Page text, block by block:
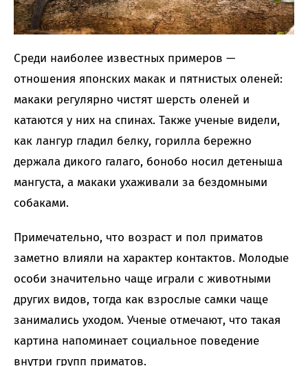
Среди наиболее известных примеров —
отношения японских макак и пятнистых оленей:
макаки регулярно чистят шерсть оленей и
катаются у них на спинах. Также ученые видели,
как лангур гладил белку, горилла бережно
держала дикого галаго, бонобо носил детеныша
мангуста, а макаки ухаживали за бездомными
собаками.
Примечательно, что возраст и пол приматов
заметно влияли на характер контактов. Молодые
особи значительно чаще играли с животными
других видов, тогда как взрослые самки чаще
занимались уходом. Ученые отмечают, что такая
картина напоминает социальное поведение
внутри групп приматов.